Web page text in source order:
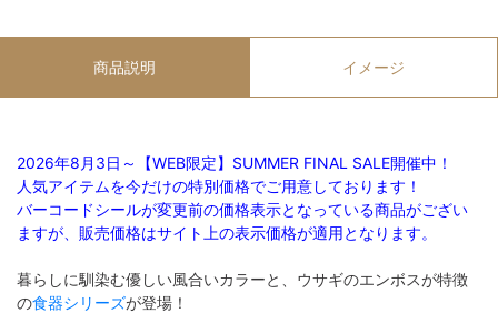
商品説明 イメージ
2026年8月3日～【WEB限定】SUMMER FINAL SALE開催中！
人気アイテムを今だけの特別価格でご用意しております！
バーコードシールが変更前の価格表示となっている商品がござい
ますが、販売価格はサイト上の表示価格が適用となります。
暮らしに馴染む優しい風合いカラーと、ウサギのエンボスが特徴
の食器シリーズが登場！